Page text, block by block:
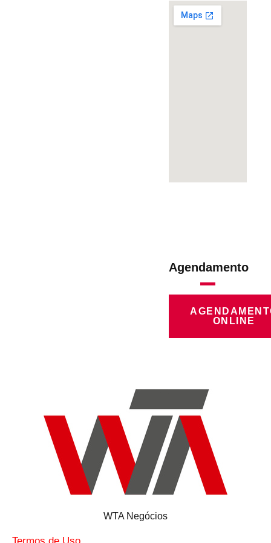
Agendamento
ONLINE
WTA Negócios